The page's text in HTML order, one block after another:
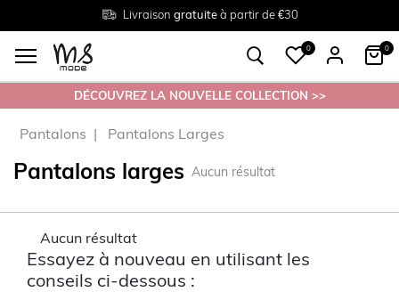
Livraison gratuiteà partir de €30
Tailles du38 au 54
Retourgratuit en magasin
0 0
DÉCOUVREZ LA NOUVELLE COLLECTION >>
Pantalons Pantalons Larges
Pantalons larges Aucun résultat
Aucun résultat
Essayez à nouveau en utilisant les
conseils ci-dessous :